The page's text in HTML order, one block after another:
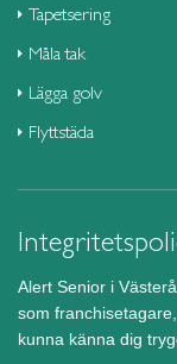
Tapetsering
Måla tak
Lägga golv
Flyttstäda
Alert Senior i
som
kunna känna dig